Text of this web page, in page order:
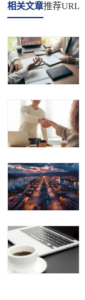
相关文章推荐URL